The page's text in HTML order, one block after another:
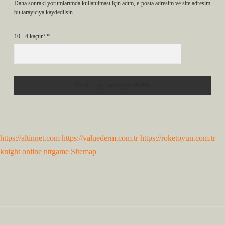
Daha sonraki yorumlarımda kullanılması için adım, e-posta adresim ve site adresim
bu tarayıcıya kaydedilsin.
10 - 4 kaçtır? *
https://altinnet.com https://valuederm.com.tr https://roketoyun.com.tr
knight online nttgame Sitemap